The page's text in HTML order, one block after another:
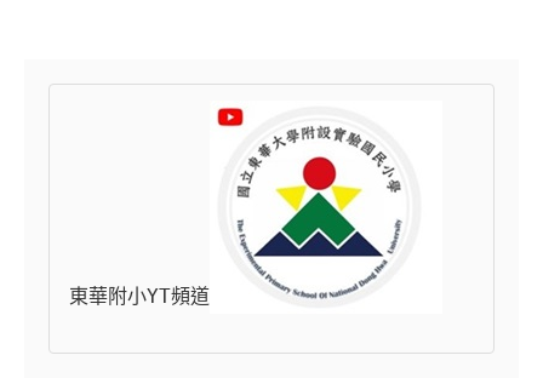
東華附小YT頻道